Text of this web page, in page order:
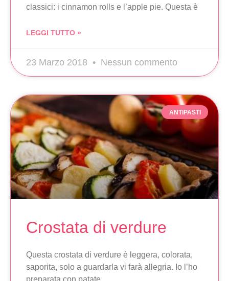
classici: i cinnamon rolls e l’apple pie. Questa è
LEGGI TUTTO »
23 Marzo 2018 Nessun commento
ANTIPASTI
Crostata di verdure
Questa crostata di verdure è leggera, colorata,
saporita, solo a guardarla vi farà allegria. Io l’ho